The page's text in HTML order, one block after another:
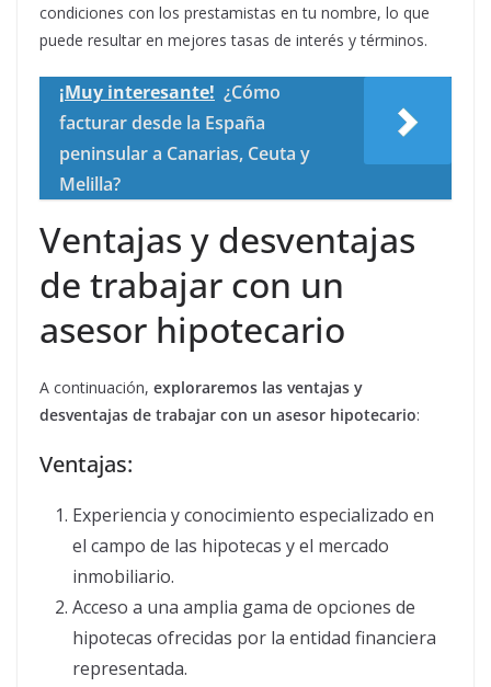
condiciones con los prestamistas en tu nombre, lo que
puede resultar en mejores tasas de interés y términos.
¡Muy interesante! ¿Cómo
facturar desde la España
peninsular a Canarias, Ceuta y
Melilla?
Ventajas y desventajas
de trabajar con un
asesor hipotecario
A continuación, exploraremos las ventajas y
desventajas de trabajar con un asesor hipotecario:
Ventajas:
Experiencia y conocimiento especializado en
el campo de las hipotecas y el mercado
inmobiliario.
Acceso a una amplia gama de opciones de
hipotecas ofrecidas por la entidad financiera
representada.